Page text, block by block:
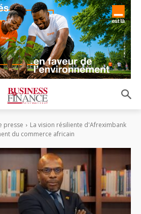
presse
La vision résiliente d'Afreximbank
du commerce africain